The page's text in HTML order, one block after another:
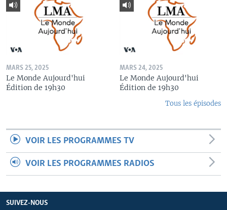
MARS 25, 2025
Le Monde Aujourd'hui
Édition de 19h30
MARS 24, 2025
Le Monde Aujourd'hui
Édition de 19h30
Tous les épisodes
VOIR LES PROGRAMMES TV
VOIR LES PROGRAMMES RADIOS
SUIVEZ-NOUS